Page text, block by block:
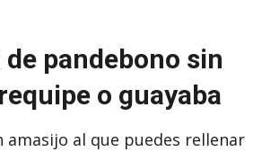
pandebono sin
o guayaba
amasijo al que puedes rellenar